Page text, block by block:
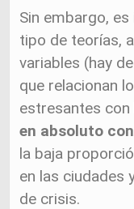
Sin embargo,
tipo de teorías,
variables (hay
que relacionan
estresantes
en absoluto
la baja
en las ciudades
de crisis.